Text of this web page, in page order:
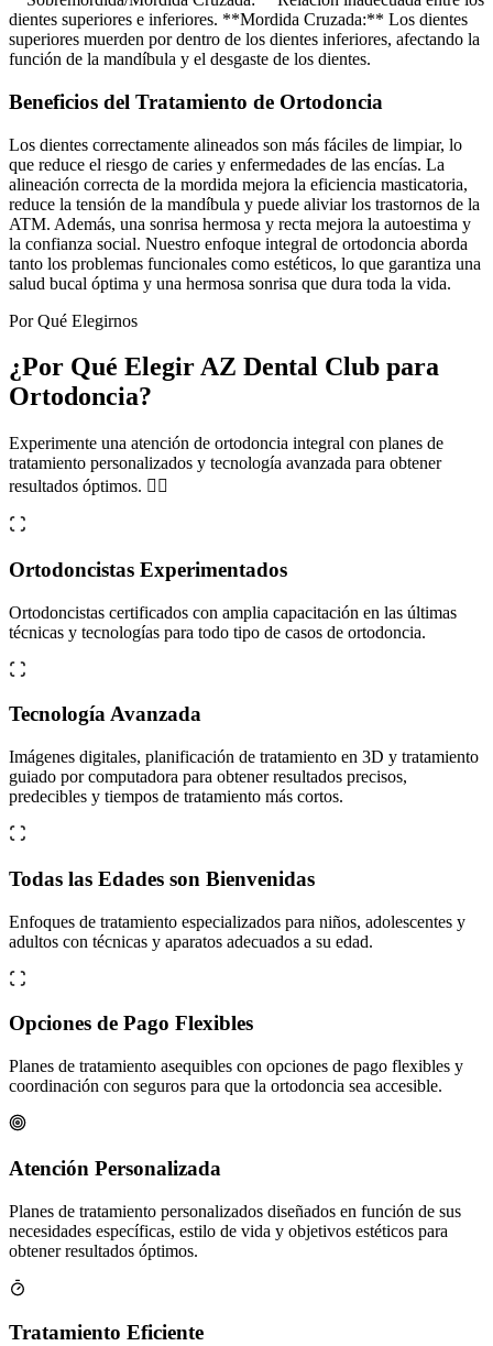
dientes superiores e inferiores. **Mordida Cruzada:** Los dientes
superiores muerden por dentro de los dientes inferiores, afectando la
función de la mandíbula y el desgaste de los dientes.
Beneficios del Tratamiento de Ortodoncia
Los dientes correctamente alineados son más fáciles de limpiar, lo
que reduce el riesgo de caries y enfermedades de las encías. La
alineación correcta de la mordida mejora la eficiencia masticatoria,
reduce la tensión de la mandíbula y puede aliviar los trastornos de la
ATM. Además, una sonrisa hermosa y recta mejora la autoestima y
la confianza social. Nuestro enfoque integral de ortodoncia aborda
tanto los problemas funcionales como estéticos, lo que garantiza una
salud bucal óptima y una hermosa sonrisa que dura toda la vida.
Por Qué Elegirnos
¿Por Qué Elegir AZ Dental Club para
Ortodoncia?
Experimente una atención de ortodoncia integral con planes de
tratamiento personalizados y tecnología avanzada para obtener
resultados óptimos. 👨‍⚕️
Ortodoncistas Experimentados
Ortodoncistas certificados con amplia capacitación en las últimas
técnicas y tecnologías para todo tipo de casos de ortodoncia.
Tecnología Avanzada
Imágenes digitales, planificación de tratamiento en 3D y tratamiento
guiado por computadora para obtener resultados precisos,
predecibles y tiempos de tratamiento más cortos.
Todas las Edades son Bienvenidas
Enfoques de tratamiento especializados para niños, adolescentes y
adultos con técnicas y aparatos adecuados a su edad.
Opciones de Pago Flexibles
Planes de tratamiento asequibles con opciones de pago flexibles y
coordinación con seguros para que la ortodoncia sea accesible.
Atención Personalizada
Planes de tratamiento personalizados diseñados en función de sus
necesidades específicas, estilo de vida y objetivos estéticos para
obtener resultados óptimos.
Tratamiento Eficiente